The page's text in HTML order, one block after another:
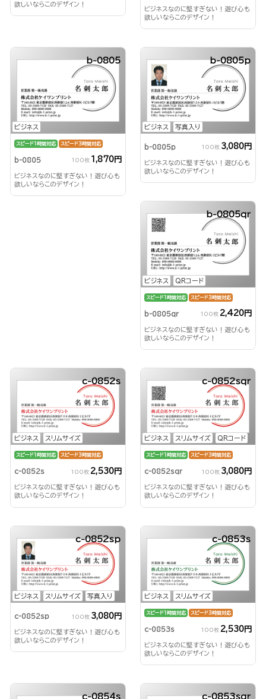
欲しいならこのデザイン！
ビジネスなのに堅すぎない！遊び心も
欲しいならこのデザイン！
ビジネス
b-0805
スピード1時間対応 スピード3時間対応
b-0805 100枚 1,870円
ビジネスなのに堅すぎない！遊び心も
欲しいならこのデザイン！
ビジネス 写真入り
b-0805p
b-0805p 100枚 3,080円
ビジネスなのに堅すぎない！遊び心も
欲しいならこのデザイン！
ビジネス QRコード
b-0805qr
スピード1時間対応 スピード3時間対応
b-0805qr 100枚 2,420円
ビジネスなのに堅すぎない！遊び心も
欲しいならこのデザイン！
ビジネス スリムサイズ
c-0852s
スピード1時間対応 スピード3時間対応
c-0852s 100枚 2,530円
ビジネスなのに堅すぎない！遊び心も
欲しいならこのデザイン！
ビジネス スリムサイズ QRコード
c-0852sqr
スピード1時間対応 スピード3時間対応
c-0852sqr 100枚 3,080円
ビジネスなのに堅すぎない！遊び心も
欲しいならこのデザイン！
ビジネス スリムサイズ 写真入り
c-0852sp
c-0852sp 100枚 3,080円
ビジネスなのに堅すぎない！遊び心も
欲しいならこのデザイン！
ビジネス スリムサイズ
c-0853s
スピード1時間対応 スピード3時間対応
c-0853s 100枚 2,530円
ビジネスなのに堅すぎない！遊び心も
欲しいならこのデザイン！
c-0854s c-0853sqr